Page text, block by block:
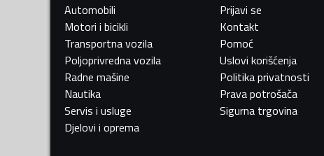
Automobili
Motori i bicikli
Transportna vozila
Poljoprivredna vozila
Radne mašine
Nautika
Servis i usluge
Djelovi i oprema
Prijavi se
Kontakt
Pomoć
Uslovi korišćenja
Politika privatnosti
Prava potrošača
Sigurna trgovina